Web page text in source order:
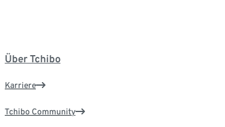
Über Tchibo
Karriere
Tchibo Community